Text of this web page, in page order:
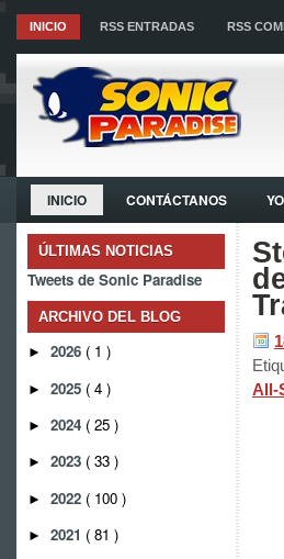
INICIO RSS ENTRADAS RSS
INICIO CONTÁCTANOS
ÚLTIMAS NOTICIAS
Tweets de Sonic Paradise
ARCHIVO DEL BLOG
► 2026 ( 1 )
► 2025 ( 4 )
► 2024 ( 25 )
► 2023 ( 33 )
► 2022 ( 100 )
► 2021 ( 81 )
All-